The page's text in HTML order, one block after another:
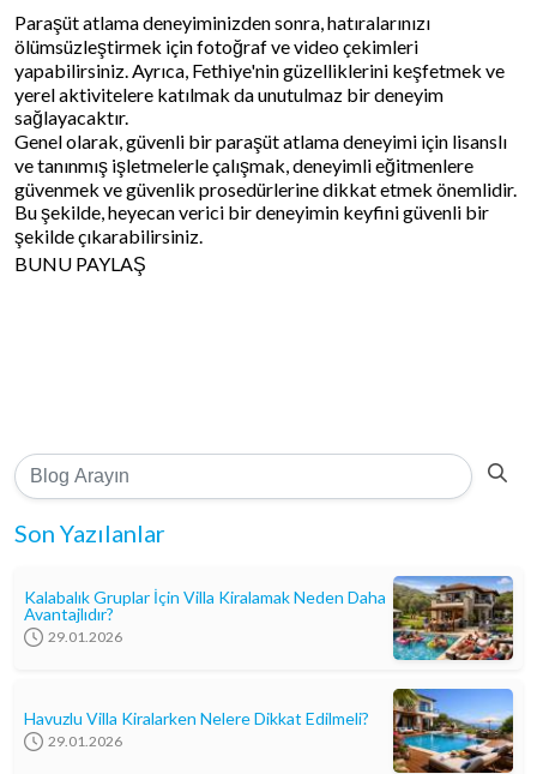
Paraşüt atlama deneyiminizden sonra, hatıralarınızı
ölümsüzleştirmek için fotoğraf ve video çekimleri
yapabilirsiniz. Ayrıca, Fethiye'nin güzelliklerini keşfetmek ve
yerel aktivitelere katılmak da unutulmaz bir deneyim
sağlayacaktır.
Genel olarak, güvenli bir paraşüt atlama deneyimi için lisanslı
ve tanınmış işletmelerle çalışmak, deneyimli eğitmenlere
güvenmek ve güvenlik prosedürlerine dikkat etmek önemlidir.
Bu şekilde, heyecan verici bir deneyimin keyfini güvenli bir
şekilde çıkarabilirsiniz.
BUNU PAYLAŞ
Son Yazılanlar
Kalabalık Gruplar İçin Villa Kiralamak Neden Daha
Avantajlıdır?
29.01.2026
Havuzlu Villa Kiralarken Nelere Dikkat Edilmeli?
29.01.2026